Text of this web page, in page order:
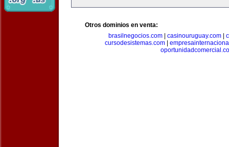
Otros dominios en venta:
brasilnegocios.com| casinouruguay.com|
cursodesistemas.com